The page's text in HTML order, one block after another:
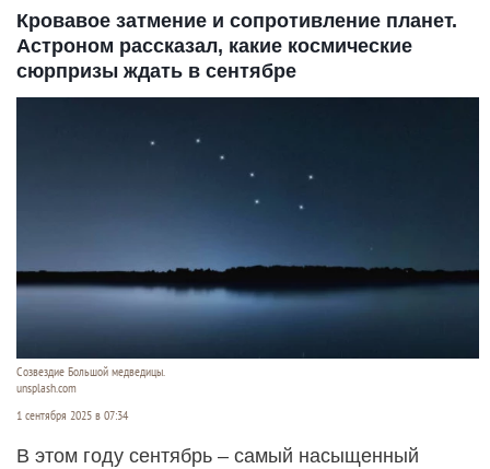
Кровавое затмение и сопротивление планет.
Астроном рассказал, какие космические
сюрпризы ждать в сентябре
Созвездие Большой медведицы.
unsplash.com
1 сентября 2025 в 07:34
В этом году сентябрь – самый насыщенный